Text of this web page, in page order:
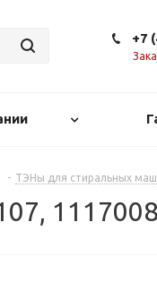
+7
- ТЭНы для стиральных